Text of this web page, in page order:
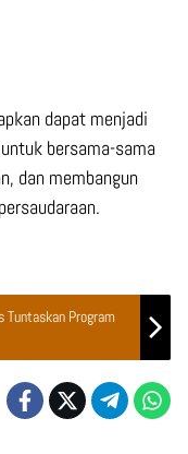
dapat menjadi
bersama-sama
dan membangun
Tuntaskan Program